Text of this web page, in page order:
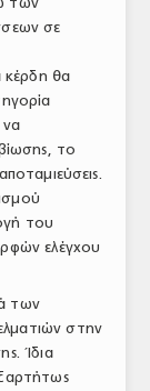
σε
κέρδη θα
να
το
του
ελέγχου
των
στην
Ίδια